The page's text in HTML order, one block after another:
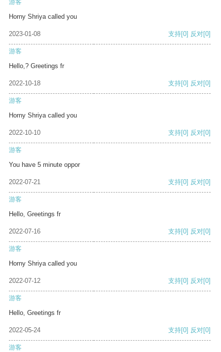
游客
Horny Shriya called you
2023-01-08 支持[0] 反对[0]
游客
Hello,? Greetings fr
2022-10-18 支持[0] 反对[0]
游客
Horny Shriya called you
2022-10-10 支持[0] 反对[0]
游客
You have 5 minute oppor
2022-07-21 支持[0] 反对[0]
游客
Hello, Greetings fr
2022-07-16 支持[0] 反对[0]
游客
Horny Shriya called you
2022-07-12 支持[0] 反对[0]
游客
Hello, Greetings fr
2022-05-24 支持[0] 反对[0]
游客